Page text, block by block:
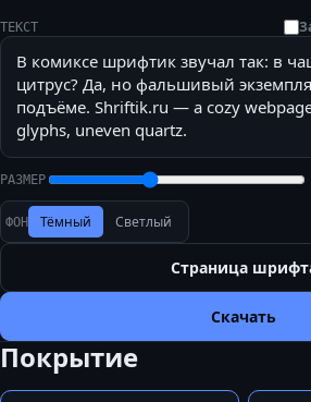
ТЕКСТ
РАЗМЕР
ФОН Тёмный Светлый
Страница
Скачать
Покрытие